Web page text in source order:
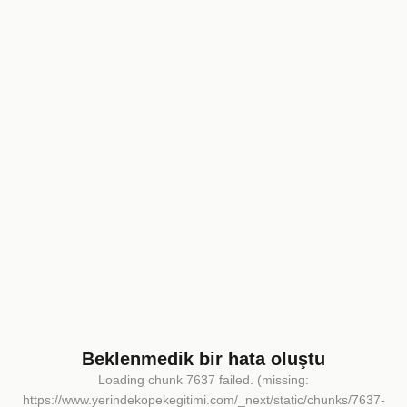
Beklenmedik bir hata oluştu
Loading chunk 7637 failed. (missing:
https://www.yerindekopekegitimi.com/_next/static/chunks/7637-